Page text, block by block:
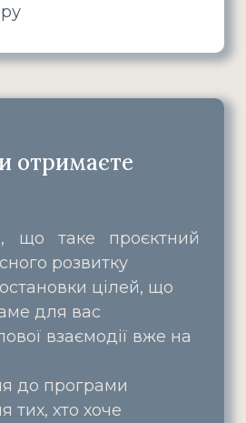
отримаєте
що таке проєктний
розвитку
цілей, що
для вас
взаємодії вже на
до програми
тих, хто хоче